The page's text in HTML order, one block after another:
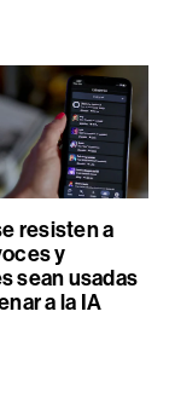
resisten a
y
sean usadas
a la IA